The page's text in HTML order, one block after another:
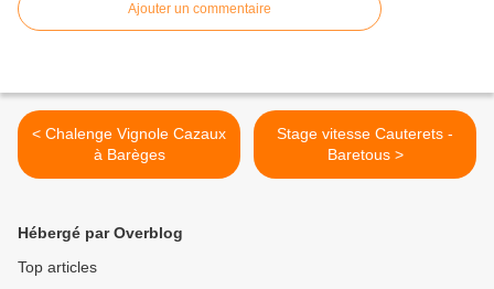
Ajouter un commentaire
< Chalenge Vignole Cazaux
à Barèges
Stage vitesse Cauterets -
Baretous >
Hébergé par Overblog
Top articles